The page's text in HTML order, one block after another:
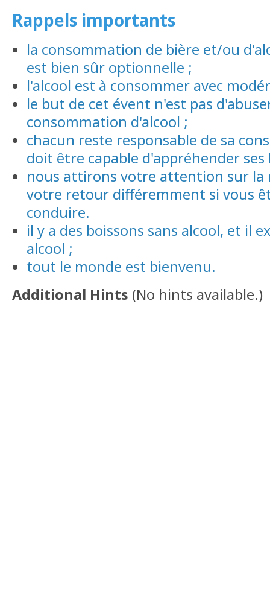
Rappels importants
la consommation de bière et/ou
est bien sûr optionnelle ;
l'alcool est à consommer avec
le but de cet évent n'est pas
consommation d'alcool ;
chacun reste responsable de sa
doit être capable d'appréhender
nous attirons votre attention sur la
votre retour différemment si vous
conduire.
il y a des boissons sans alcool, et il
alcool ;
tout le monde est bienvenu.
Additional Hints (No hints available.)